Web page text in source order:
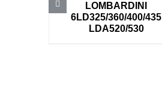
LOMBARDINI
6LD325/360/400/435
LDA520/530